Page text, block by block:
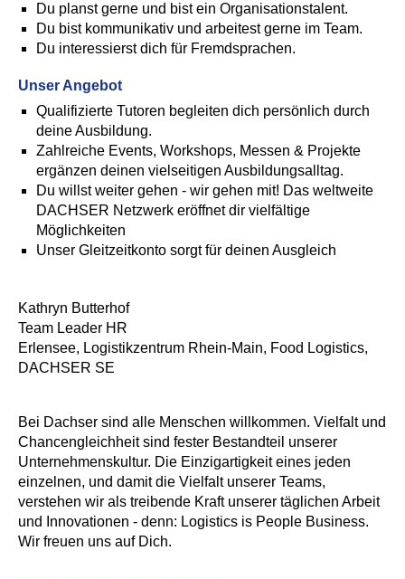
Du planst gerne und bist ein Organisationstalent.
Du bist kommunikativ und arbeitest gerne im Team.
Du interessierst dich für Fremdsprachen.
Unser Angebot
Qualifizierte Tutoren begleiten dich persönlich durch
deine Ausbildung.
Zahlreiche Events, Workshops, Messen & Projekte
ergänzen deinen vielseitigen Ausbildungsalltag.
Du willst weiter gehen - wir gehen mit! Das weltweite
DACHSER Netzwerk eröffnet dir vielfältige
Möglichkeiten
Unser Gleitzeitkonto sorgt für deinen Ausgleich
Kathryn Butterhof
Team Leader HR
Erlensee, Logistikzentrum Rhein-Main, Food Logistics,
DACHSER SE
Bei Dachser sind alle Menschen willkommen. Vielfalt und
Chancengleichheit sind fester Bestandteil unserer
Unternehmenskultur. Die Einzigartigkeit eines jeden
einzelnen, und damit die Vielfalt unserer Teams,
verstehen wir als treibende Kraft unserer täglichen Arbeit
und Innovationen - denn: Logistics is People Business.
Wir freuen uns auf Dich.